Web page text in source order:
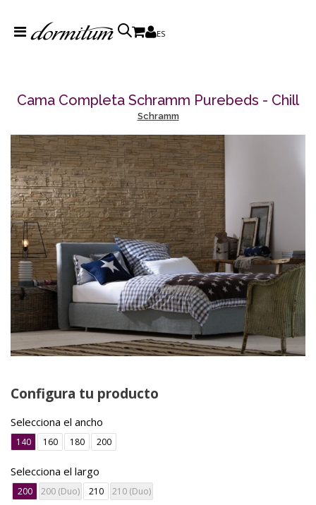
ES
Cama Completa Schramm Purebeds - Chill
Schramm
Configura tu producto
Selecciona el ancho
140 160 180 200
Selecciona el largo
200 200 (Duo) 210 210 (Duo)